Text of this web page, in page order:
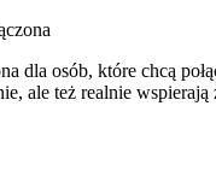
dla osób, które chcą
ale też realnie